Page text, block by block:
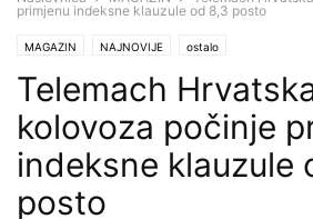
primjenu indeksne klauzule od 8,3 posto
MAGAZIN NAJNOVIJE ostalo
Telemach
kolovoza počinje
indeksne klauzule
posto